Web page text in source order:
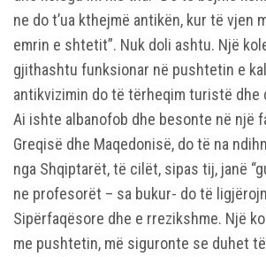
ne do t’ua kthejmë antikën, kur të vjen
emrin e shtetit”. Nuk doli ashtu. Një
gjithashtu funksionar në pushtetin e
antikvizimin do të tërheqim turistë dhe
Ai ishte albanofob dhe besonte në një
Greqisë dhe Maqedonisë, do të na
nga Shqiptarët, të cilët, sipas tij, janë
ne profesorët – sa bukur- do të
Sipërfaqësore dhe e rrezikshme. Një
me pushtetin, më siguronte se duhet